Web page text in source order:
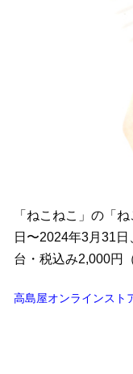
「ねこねこ」の「
日〜2024年3月31
台・税込み2,000円
高島屋オンラインスト